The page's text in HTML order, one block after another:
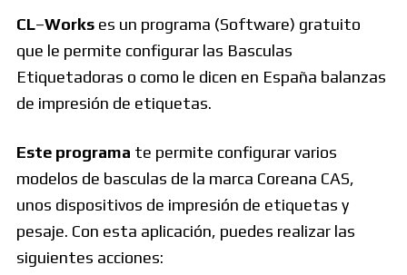
Buscar:
CL–Works es un programa (Software) gratuito
que le permite configurar las Basculas
Etiquetadoras o como le dicen en España balanzas
de impresión de etiquetas.
Este programa te permite configurar varios
modelos de basculas de la marca Coreana CAS,
unos dispositivos de impresión de etiquetas y
pesaje. Con esta aplicación, puedes realizar las
siguientes acciones: